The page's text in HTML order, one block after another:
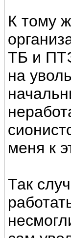
К тому
ТБ и
на
меня к
Так